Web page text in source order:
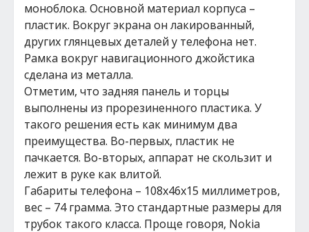
моноблока. Основной материал корпуса –
пластик. Вокруг экрана он лакированный,
других глянцевых деталей у телефона нет.
Рамка вокруг навигационного джойстика
сделана из металла.
Отметим, что задняя панель и торцы
выполнены из прорезиненного пластика. У
такого решения есть как минимум два
преимущества. Во-первых, пластик не
пачкается. Во-вторых, аппарат не скользит и
лежит в руке как влитой.
Габариты телефона – 108х46х15 миллиметров,
вес – 74 грамма. Это стандартные размеры для
трубок такого класса. Проще говоря, Nokia